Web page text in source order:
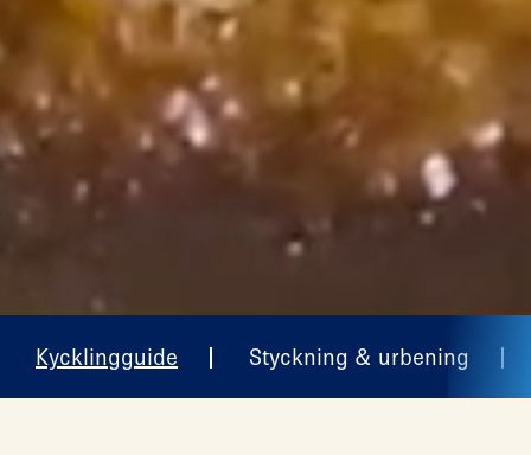
Kycklingguide Styckning & urbening